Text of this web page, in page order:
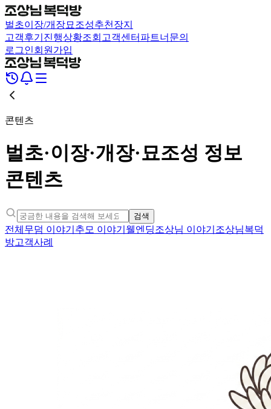
벌초이장/개장묘조성추천장지
고객후기 진행상황조회 고객센터 파트너문의
로그인회원가입
콘텐츠
벌초·이장·개장·묘조성 정보
콘텐츠
검색
전체 무덤 이야기 추모 이야기 웰엔딩조상님 이야기 조상님복덕
방고객사례